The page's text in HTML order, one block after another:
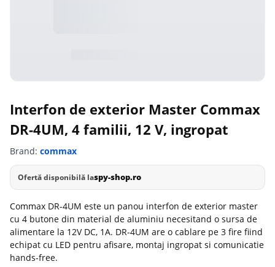
Interfon de exterior Master Commax
DR-4UM, 4 familii, 12 V, ingropat
Brand: commax
Ofertă disponibilă laspy-shop.ro
Commax DR-4UM este un panou interfon de exterior master
cu 4 butone din material de aluminiu necesitand o sursa de
alimentare la 12V DC, 1A. DR-4UM are o cablare pe 3 fire fiind
echipat cu LED pentru afisare, montaj ingropat si comunicatie
hands-free.